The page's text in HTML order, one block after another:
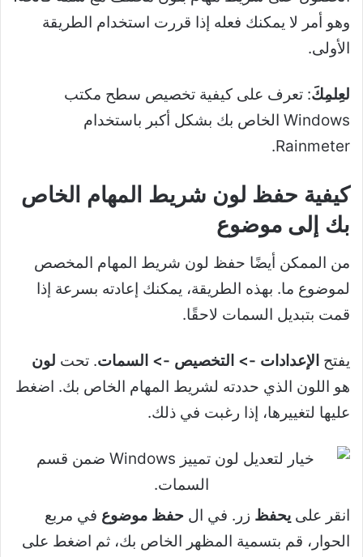
وهو أمر لا يمكنك فعله إذا قررت استخدام الطريقة
الأولى.
لعِلمِكَ: تعرف على كيفية تخصيص سطح مكتب
Windows الخاص بك بشكل أكبر باستخدام
Rainmeter.
كيفية حفظ لون شريط المهام الخاص
بك إلى موضوع
من الممكن أيضًا حفظ لون شريط المهام المخصص
لموضوع ما. بهذه الطريقة، يمكنك إعادته بسرعة إذا
قمت بتبديل السمات لاحقًا.
يفتح الإعدادات -> التخصيص -> السمات. تحت لون
هو اللون الذي حددته لشريط المهام الخاص بك. اضغط
عليها لتغييرها، إذا رغبت في ذلك.
انقر على يحفظ زر. في ال حفظ موضوع في مربع
الحوار، قم بتسمية المظهر الخاص بك، ثم اضغط على